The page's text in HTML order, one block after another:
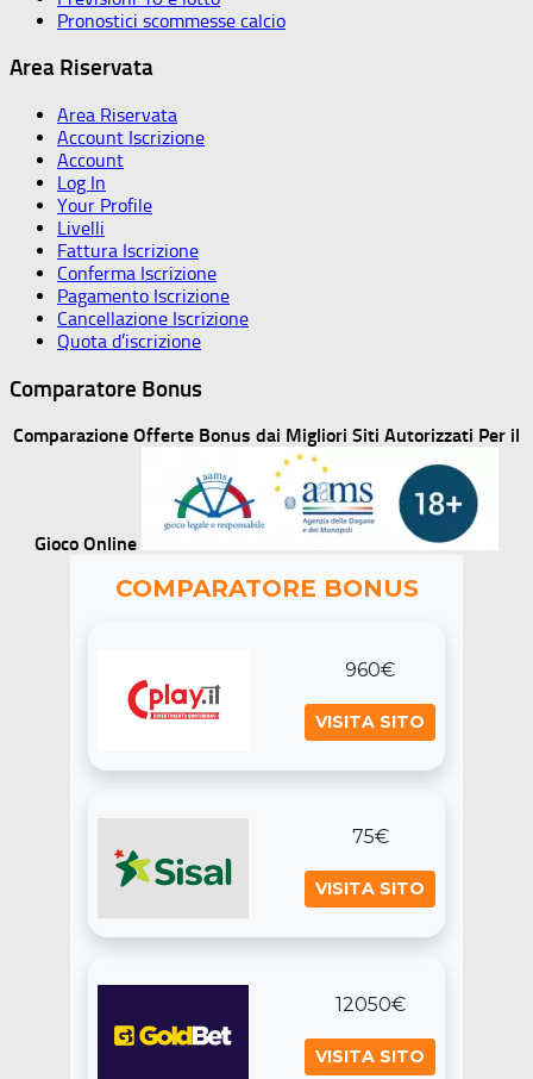
Pronostici scommesse calcio
Area Riservata
Area Riservata
Account Iscrizione
Account
Log In
Your Profile
Livelli
Fattura Iscrizione
Conferma Iscrizione
Pagamento Iscrizione
Cancellazione Iscrizione
Quota d’iscrizione
Comparatore Bonus
Comparazione Offerte Bonus dai Migliori Siti Autorizzati Per il
Gioco Online